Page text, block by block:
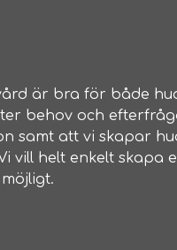
är bra för både
behov och
samt att vi skapar
vill helt enkelt skapa